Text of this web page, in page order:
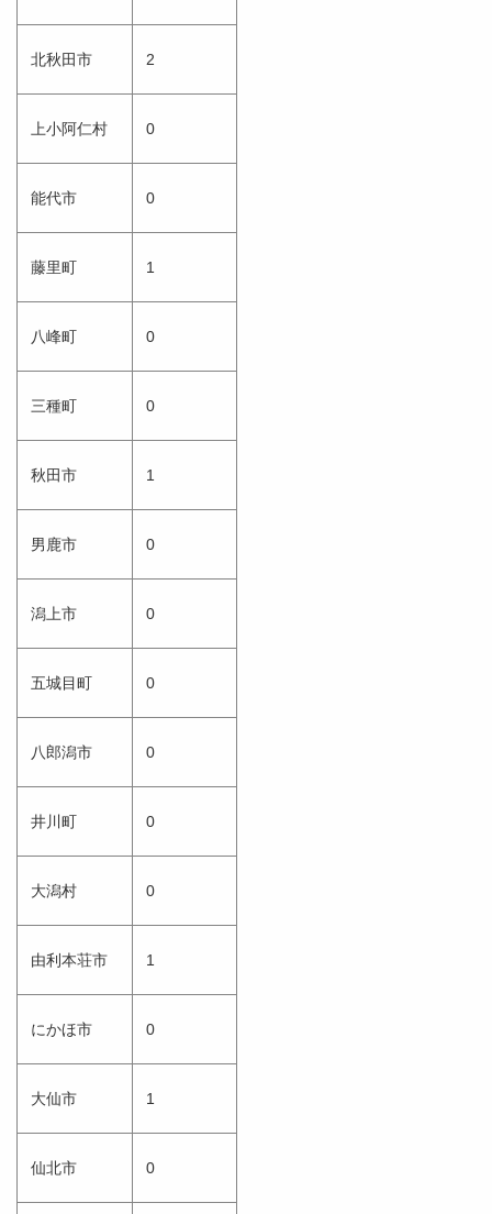
北秋田市 2
上小阿仁村 0
能代市 0
藤里町 1
八峰町 0
三種町 0
秋田市 1
男鹿市 0
潟上市 0
五城目町 0
八郎潟市 0
井川町 0
大潟村 0
由利本荘市 1
にかほ市 0
大仙市 1
仙北市 0